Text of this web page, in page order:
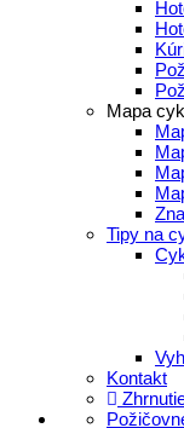
Mapa
Tipy na
Kontakt